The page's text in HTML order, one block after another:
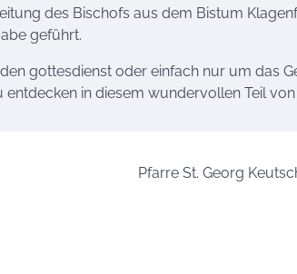
des Bischofs aus dem Bistum
geführt.
gottesdienst oder einfach nur um das
in diesem wundervollen Teil
Pfarre St. Georg